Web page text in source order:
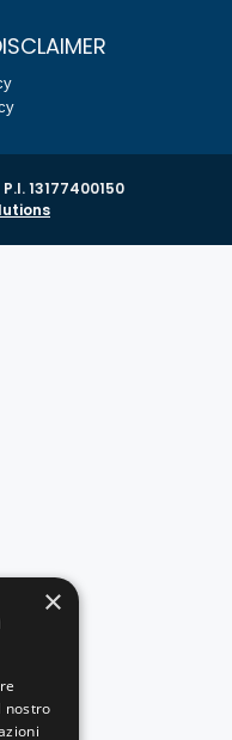
13177400150
×
nostro